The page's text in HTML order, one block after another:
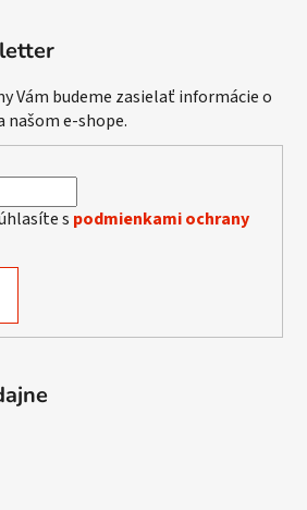
Vám budeme zasielať informácie o
našom e-shope.
s podmienkami ochrany